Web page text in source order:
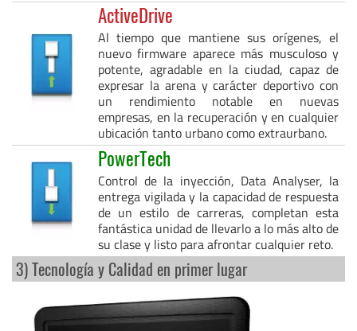
ActiveDrive
Al tiempo que mantiene sus orígenes, el
nuevo firmware aparece más musculoso y
potente, agradable en la ciudad, capaz de
expresar la arena y carácter deportivo con
un rendimiento notable en nuevas
empresas, en la recuperación y en cualquier
ubicación tanto urbano como extraurbano.
PowerTech
Control de la inyección, Data Analyser, la
entrega vigilada y la capacidad de respuesta
de un estilo de carreras, completan esta
fantástica unidad de llevarlo a lo más alto de
su clase y listo para afrontar cualquier reto.
3) Tecnología y Calidad en primer lugar